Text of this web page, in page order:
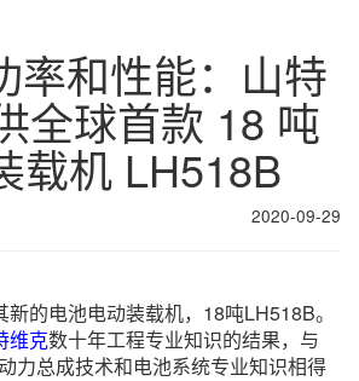
率和性能：山特
全球首款 18 吨
载机 LH518B
2020-09-29
新的电池电动装载机，18吨LH518B。
维克数十年工程专业知识的结果，与
力总成技术和电池系统专业知识相得